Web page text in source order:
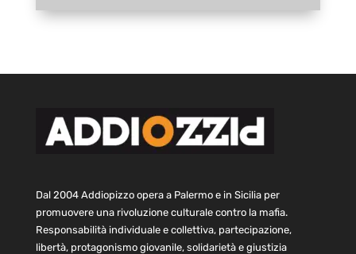
Dal 2004 Addiopizzo opera a Palermo e in Sicilia per
promuovere una rivoluzione culturale contro la mafia.
Responsabilità individuale e collettiva, partecipazione,
libertà, protagonismo giovanile, solidarietà e giustizia